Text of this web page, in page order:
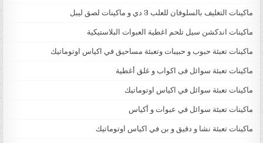
ماكينات التغليف بالسلوفان للعلب 3 دي و ماكينات لصق ليبل
ماكينات اندكشن سيل تلحم اغطية العبوات البلاستيكية
ماكينات تعبئة حبوب و حبيبات وتعبئة مساحيق في اكياس اوتوماتيك
ماكينات تعبئة سوائل فى اكواب و غلق أغطية
ماكينات تعبئة سوائل في اكياس اوتوماتيك
ماكينات تعبئة سوائل في عبوات و أكياس
ماكينات تعبئة نشا و دقيق و بن في اكياس اوتوماتيك